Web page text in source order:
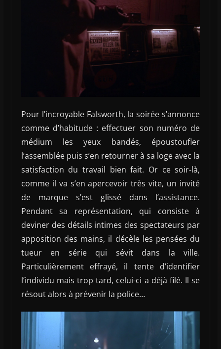
Pour l’incroyable Falsworth, la soirée s’annonce
comme d’habitude : effectuer son numéro de
médium les yeux bandés, époustoufler
l’assemblée puis s’en retourner à sa loge avec la
satisfaction du travail bien fait. Or ce soir-là,
comme il va s’en apercevoir très vite, un invité
de marque s’est glissé dans l’assistance.
Pendant sa représentation, qui consiste à
deviner des détails intimes des spectateurs par
apposition des mains, il décèle les pensées du
tueur en série qui sévit dans la ville.
Particulièrement effrayé, il tente d’identifier
l’individu mais trop tard, celui-ci a déjà filé. Il se
résout alors à prévenir la police…